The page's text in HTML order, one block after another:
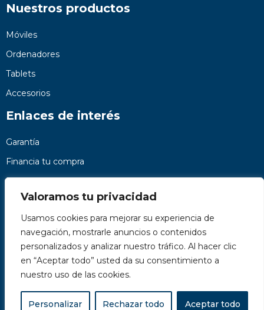
Valoramos tu privacidad
Usamos cookies para mejorar su experiencia de
navegación, mostrarle anuncios o contenidos
personalizados y analizar nuestro tráfico. Al hacer clic
en “Aceptar todo” usted da su consentimiento a
nuestro uso de las cookies.
Personalizar Rechazar todo Aceptar todo
Nuestros productos
Móviles
Ordenadores
Tablets
Accesorios
Enlaces de interés
Garantía
Financia tu compra
Preguntas frecuentes
Nosotros
Contacto
Páginas legales
Kit Digital